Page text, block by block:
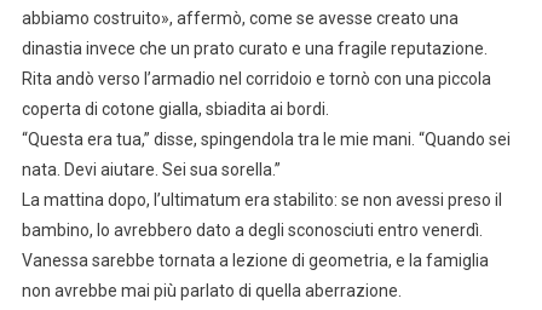
abbiamo costruito», affermò, come se avesse creato una
dinastia invece che un prato curato e una fragile reputazione.
Rita andò verso l’armadio nel corridoio e tornò con una piccola
coperta di cotone gialla, sbiadita ai bordi.
“Questa era tua,” disse, spingendola tra le mie mani. “Quando sei
nata. Devi aiutare. Sei sua sorella.”
La mattina dopo, l’ultimatum era stabilito: se non avessi preso il
bambino, lo avrebbero dato a degli sconosciuti entro venerdì.
Vanessa sarebbe tornata a lezione di geometria, e la famiglia
non avrebbe mai più parlato di quella aberrazione.